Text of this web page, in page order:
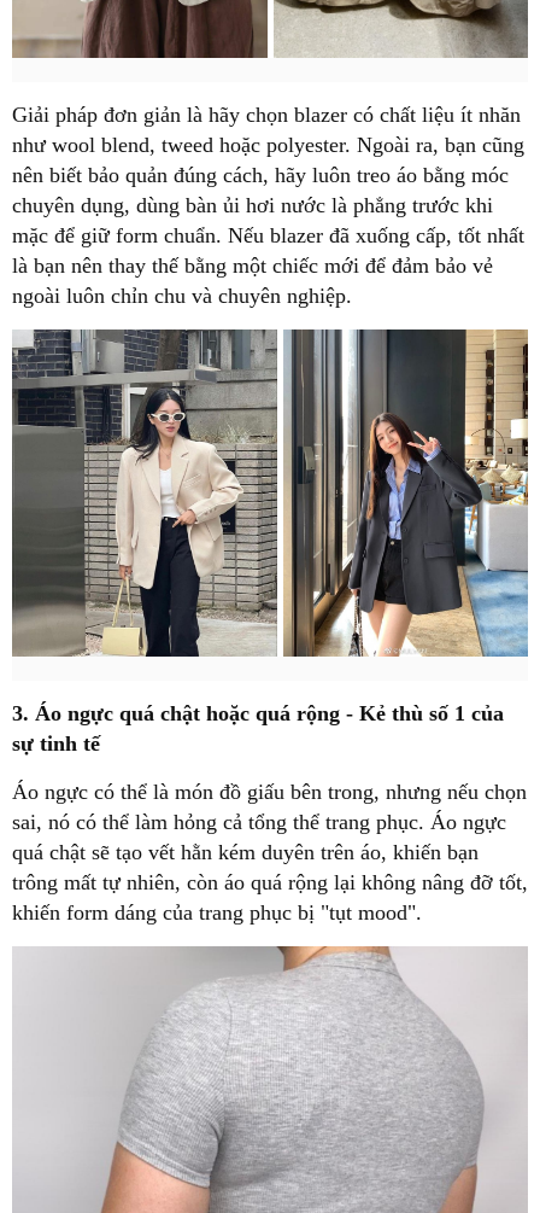
Giải pháp đơn giản là hãy chọn blazer có chất liệu ít nhăn
như wool blend, tweed hoặc polyester. Ngoài ra, bạn cũng
nên biết bảo quản đúng cách, hãy luôn treo áo bằng móc
chuyên dụng, dùng bàn ủi hơi nước là phẳng trước khi
mặc để giữ form chuẩn. Nếu blazer đã xuống cấp, tốt nhất
là bạn nên thay thế bằng một chiếc mới để đảm bảo vẻ
ngoài luôn chỉn chu và chuyên nghiệp.
3. Áo ngực quá chật hoặc quá rộng - Kẻ thù số 1 của
sự tinh tế
Áo ngực có thể là món đồ giấu bên trong, nhưng nếu chọn
sai, nó có thể làm hỏng cả tổng thể trang phục. Áo ngực
quá chật sẽ tạo vết hằn kém duyên trên áo, khiến bạn
trông mất tự nhiên, còn áo quá rộng lại không nâng đỡ tốt,
khiến form dáng của trang phục bị "tụt mood".